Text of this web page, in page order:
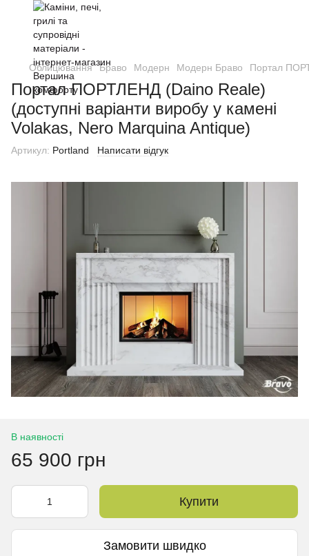
Облицювання Браво Модерн Модерн Браво Портал
Портал ПОРТЛЕНД (Daino Reale)
(доступні варіанти виробу у камені
Volakas, Nero Marquina Antique)
Артикул: Portland Написати відгук
В наявності
65 900 грн
Купити
Замовити швидко